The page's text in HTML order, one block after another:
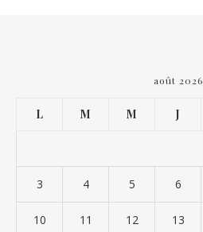
août 2026
L M M J
3 4 5 6
10 11 12 13